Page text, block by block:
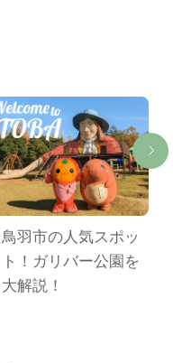
鳥羽市の人気スポッ
ト！ガリバー公園を
大解説！